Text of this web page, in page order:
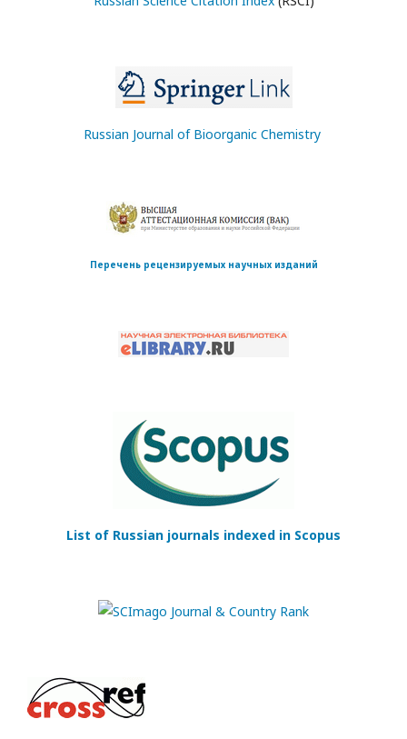
Russian Journal of Bioorganic Chemistry
Перечень рецензируемых научных изданий
List of Russian journals indexed in Scopus